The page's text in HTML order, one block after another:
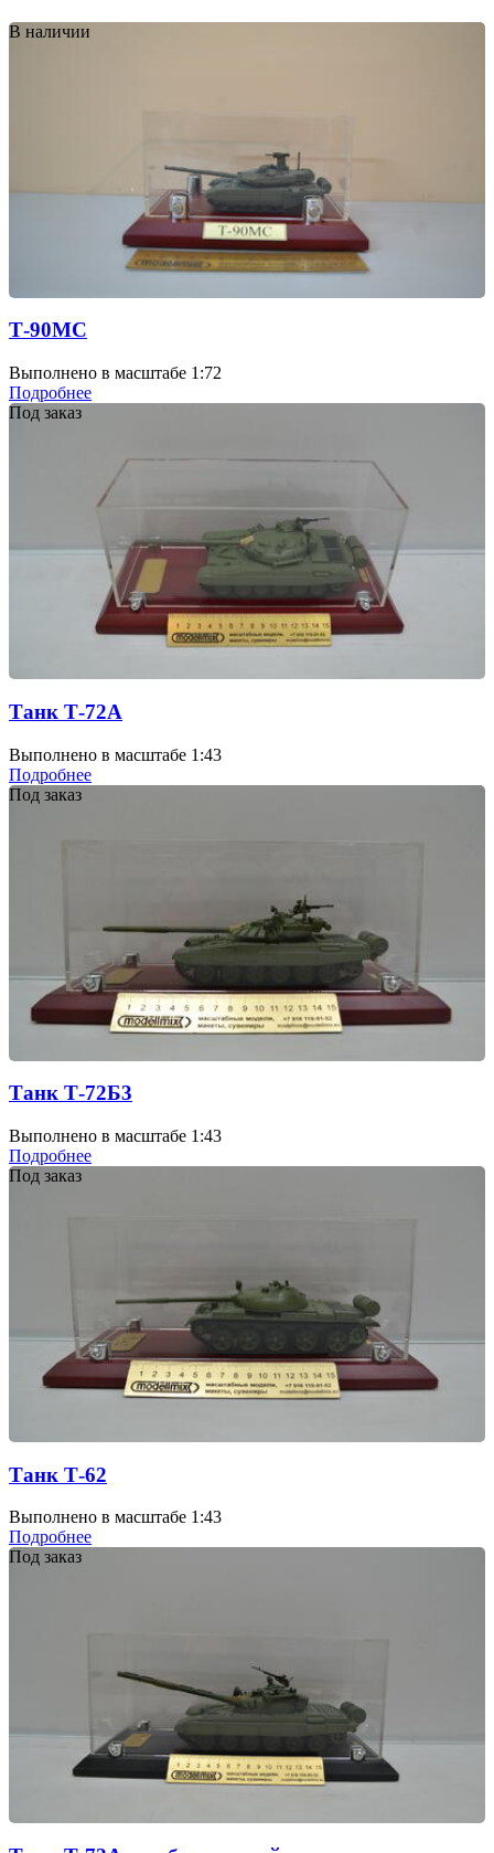
В наличии
Т-90МС
Выполнено в масштабе 1:72
Подробнее
Под заказ
Танк Т-72А
Выполнено в масштабе 1:43
Подробнее
Под заказ
Танк Т-72Б3
Выполнено в масштабе 1:43
Подробнее
Под заказ
Танк Т-62
Выполнено в масштабе 1:43
Подробнее
Под заказ